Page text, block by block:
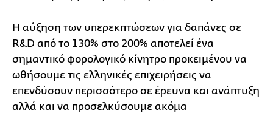
Η αύξηση των υπερεκπτώσεων για δαπάνες σε
R&D από το 130% στο 200% αποτελεί ένα
σημαντικό φορολογικό κίνητρο προκειμένου να
ωθήσουμε τις ελληνικές επιχειρήσεις να
επενδύσουν περισσότερο σε έρευνα και ανάπτυξη
αλλά και να προσελκύσουμε ακόμα